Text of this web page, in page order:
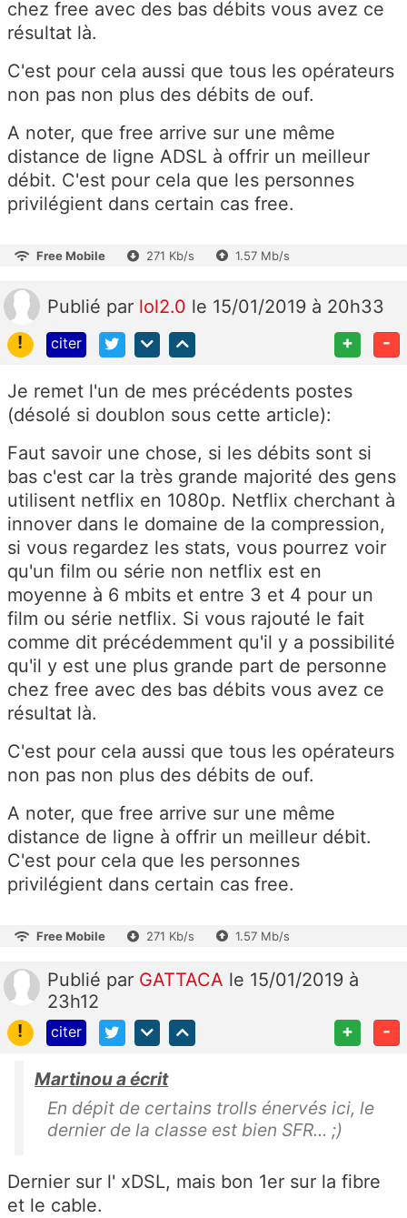
chez free avec des bas débits vous avez ce
résultat là.
C'est pour cela aussi que tous les opérateurs
non pas non plus des débits de ouf.
A noter, que free arrive sur une même
distance de ligne ADSL à offrir un meilleur
débit. C'est pour cela que les personnes
privilégient dans certain cas free.
Free Mobile 271 Kb/s 1.57 Mb/s
Publié par lol2.0 le 15/01/2019 à 20h33
!
citer + -
Je remet l'un de mes précédents postes
(désolé si doublon sous cette article):
Faut savoir une chose, si les débits sont si
bas c'est car la très grande majorité des gens
utilisent netflix en 1080p. Netflix cherchant à
innover dans le domaine de la compression,
si vous regardez les stats, vous pourrez voir
qu'un film ou série non netflix est en
moyenne à 6 mbits et entre 3 et 4 pour un
film ou série netflix. Si vous rajouté le fait
comme dit précédemment qu'il y a possibilité
qu'il y est une plus grande part de personne
chez free avec des bas débits vous avez ce
résultat là.
C'est pour cela aussi que tous les opérateurs
non pas non plus des débits de ouf.
A noter, que free arrive sur une même
distance de ligne à offrir un meilleur débit.
C'est pour cela que les personnes
privilégient dans certain cas free.
Free Mobile 271 Kb/s 1.57 Mb/s
Publié par GATTACA le 15/01/2019 à
23h12
!
citer + -
Martinou a écrit
En dépit de certains trolls énervés ici, le
dernier de la classe est bien SFR... ;)
Dernier sur l' xDSL, mais bon 1er sur la fibre
et le cable.